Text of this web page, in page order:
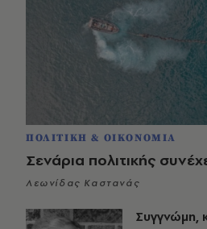
ΠΟΛΙΤΙΚΗ & ΟΙΚΟΝΟΜΙΑ
Σενάρια πολιτικής
Λεωνίδας Καστανάς
Συγγνώμη,